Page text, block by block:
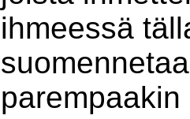
ihmeessä